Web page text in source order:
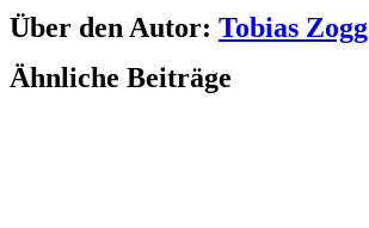
Facebook
LinkedIn
WhatsApp
Telegram
Tumblr
Pinterest
Vk
Xing
E-
Mail
Über den Autor: Tobias Zogg
Ähnliche Beiträge